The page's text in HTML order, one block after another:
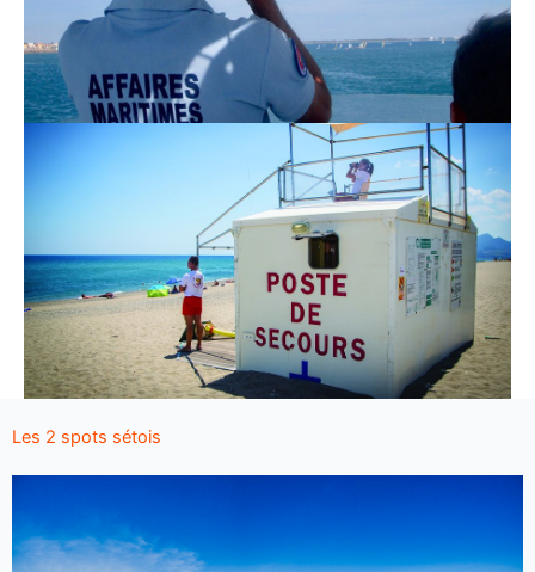
Les 2 spots sétois